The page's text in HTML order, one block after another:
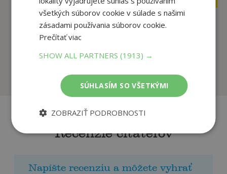
Indiana Jones -
Hrdinovia a
autor neuvedený autor neuvedený
Na sklade
Recenzie čitateľov
Napíšte recenziu a môžete vyhrať
všetkých súborov cookie v súlade s našimi
zásadami používania súborov cookie.
Prečítať viac
SHOW ALL PARTNERS(1913) →
SÚHLASÍM SO VŠETKÝMI
ZOBRAZIŤ PODROBNOSTI